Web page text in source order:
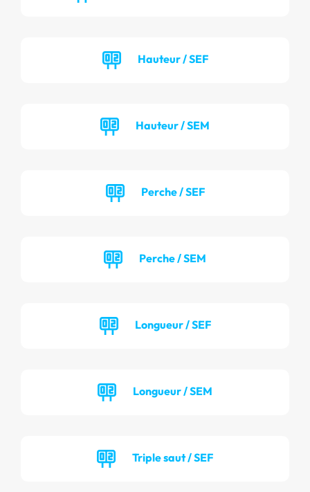
Hauteur / SEF
Hauteur / SEM
Perche / SEF
Perche / SEM
Longueur / SEF
Longueur / SEM
Triple saut / SEF